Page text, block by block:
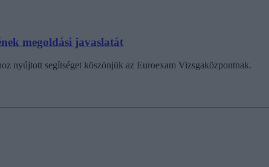
megoldási javaslatát
nyújtott segítséget köszönjük az Euroexam Vizsgaközpontnak.